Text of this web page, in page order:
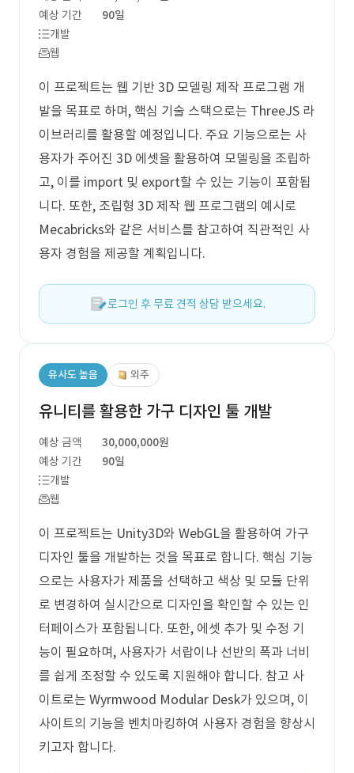
예상 기간
90일
개발
웹
이 프로젝트는 웹 기반 3D 모델링 제작 프로그램 개
발을 목표로 하며, 핵심 기술 스택으로는 ThreeJS 라
이브러리를 활용할 예정입니다. 주요 기능으로는 사
용자가 주어진 3D 에셋을 활용하여 모델링을 조립하
고, 이를 import 및 export할 수 있는 기능이 포함됩
니다. 또한, 조립형 3D 제작 웹 프로그램의 예시로
Mecabricks와 같은 서비스를 참고하여 직관적인 사
용자 경험을 제공할 계획입니다.
로그인 후 무료 견적 상담 받으세요.
유사도 높음 외주
유니티를 활용한 가구 디자인 툴 개발
예상 금액
30,000,000원
예상 기간
90일
개발
웹
이 프로젝트는 Unity3D와 WebGL을 활용하여 가구
디자인 툴을 개발하는 것을 목표로 합니다. 핵심 기능
으로는 사용자가 제품을 선택하고 색상 및 모듈 단위
로 변경하여 실시간으로 디자인을 확인할 수 있는 인
터페이스가 포함됩니다. 또한, 에셋 추가 및 수정 기
능이 필요하며, 사용자가 서랍이나 선반의 폭과 너비
를 쉽게 조정할 수 있도록 지원해야 합니다. 참고 사
이트로는 Wyrmwood Modular Desk가 있으며, 이
사이트의 기능을 벤치마킹하여 사용자 경험을 향상시
키고자 합니다.